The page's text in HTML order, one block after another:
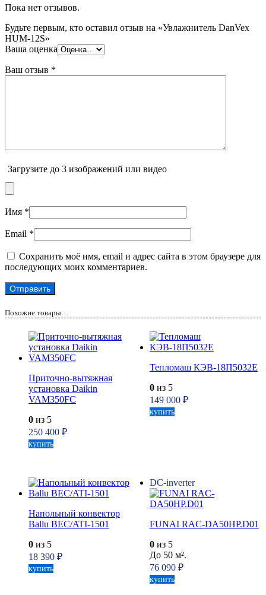
Пока нет отзывов.
Будьте первым, кто оставил отзыв на «Увлажнитель DanVex
HUM-12S»
Ваша оценка
Ваш отзыв *
Загрузите до 3 изображений или видео
Имя *
Email *
Сохранить моё имя, email и адрес сайта в этом браузере для
последующих моих комментариев.
Похожие товары…
Приточно-вытяжная
установка Daikin
VAM350FC
0 из 5
250 400 ₽
купить
Тепломаш КЭВ-18П5032Е
0из 5
149 000 ₽
купить
Напольный конвектор
Ballu BEC/ATI-1501
0 из 5
18 390 ₽
купить
DC-inverter
FUNAI RAC-DA50HP.D01
0из 5
До 50 м².
76 090 ₽
купить